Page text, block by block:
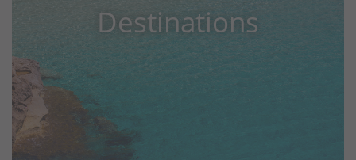
Destinations